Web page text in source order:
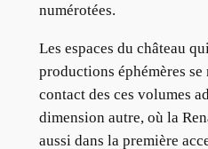
numérotées.
Les espaces du château
productions éphémères
contact des ces volumes
dimension autre, où la
aussi dans la première